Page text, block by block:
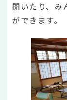
開いたり、み
ができます。